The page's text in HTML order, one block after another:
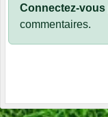
Connectez-vous
commentaires.